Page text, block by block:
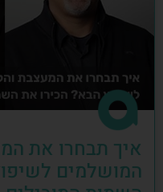
איך תבחרו את
המושלמים